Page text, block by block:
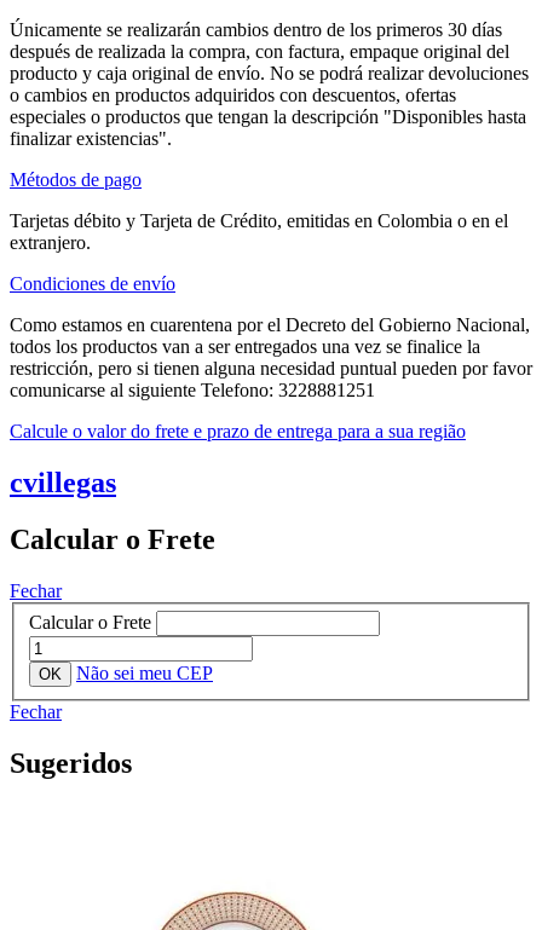
Únicamente se realizarán cambios dentro de los primeros 30 días
después de realizada la compra, con factura, empaque original del
producto y caja original de envío. No se podrá realizar devoluciones
o cambios en productos adquiridos con descuentos, ofertas
especiales o productos que tengan la descripción "Disponibles hasta
finalizar existencias".
Métodos de pago
Tarjetas débito y Tarjeta de Crédito, emitidas en Colombia o en el
extranjero.
Condiciones de envío
Como estamos en cuarentena por el Decreto del Gobierno Nacional,
todos los productos van a ser entregados una vez se finalice la
restricción, pero si tienen alguna necesidad puntual pueden por favor
comunicarse al siguiente Telefono: 3228881251
Calcule o valor do frete e prazo de entrega para a sua região
cvillegas
Calcular o Frete
Fechar
Calcular o Frete
Não sei meu CEP
Fechar
Sugeridos